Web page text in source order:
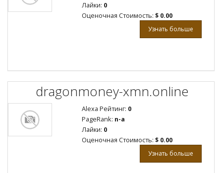
Лайки: 0
Оценочная Стоимость: $ 0.00
Узнать больше
dragonmoney-xmn.online
Alexa Рейтинг: 0
PageRank: n-a
Лайки: 0
Оценочная Стоимость: $ 0.00
Узнать больше